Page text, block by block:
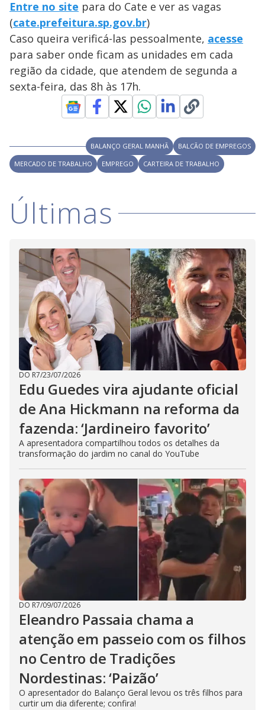
Entre no site para do Cate e ver as vagas
(cate.prefeitura.sp.gov.br)
Caso queira verificá-las pessoalmente, acesse
para saber onde ficam as unidades em cada
região da cidade, que atendem de segunda a
sexta-feira, das 8h às 17h.
BALANÇO GERAL MANHÃ
BALCÃO DE EMPREGOS
MERCADO DE TRABALHO
EMPREGO CARTEIRA DE TRABALHO
Últimas
DO R7/23/07/2026
Edu Guedes vira ajudante oficial
de Ana Hickmann na reforma da
fazenda: ‘Jardineiro favorito’
A apresentadora compartilhou todos os detalhes da
transformação do jardim no canal do YouTube
DO R7/09/07/2026
Eleandro Passaia chama a
atenção em passeio com os filhos
no Centro de Tradições
Nordestinas: ‘Paizão’
O apresentador do Balanço Geral levou os três filhos para
curtir um dia diferente; confira!